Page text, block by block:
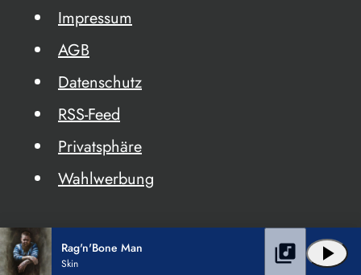
Impressum
AGB
Datenschutz
RSS-Feed
Privatsphäre
Wahlwerbung
Rag'n'Bone Man
Skin play_arrow
library_music